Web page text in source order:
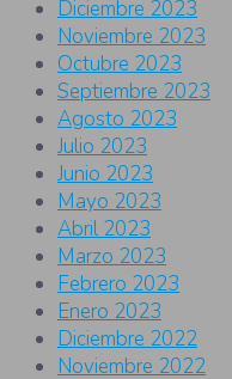
Diciembre 2023
Noviembre 2023
Octubre 2023
Septiembre 2023
Agosto 2023
Julio 2023
Junio 2023
Mayo 2023
Abril 2023
Marzo 2023
Febrero 2023
Enero 2023
Diciembre 2022
Noviembre 2022